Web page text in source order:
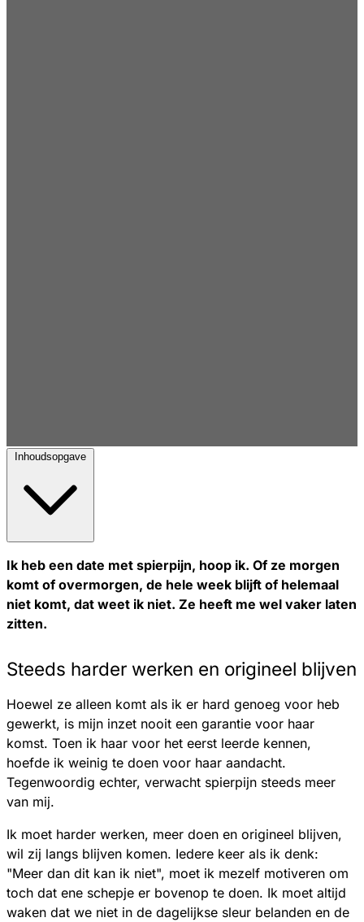
Inhoudsopgave
Ik heb een date met spierpijn, hoop ik. Of ze morgen
komt of overmorgen, de hele week blijft of helemaal
niet komt, dat weet ik niet. Ze heeft me wel vaker laten
zitten.
Steeds harder werken en origineel blijven
Hoewel ze alleen komt als ik er hard genoeg voor heb
gewerkt, is mijn inzet nooit een garantie voor haar
komst. Toen ik haar voor het eerst leerde kennen,
hoefde ik weinig te doen voor haar aandacht.
Tegenwoordig echter, verwacht spierpijn steeds meer
van mij.
Ik moet harder werken, meer doen en origineel blijven,
wil zij langs blijven komen. Iedere keer als ik denk:
"Meer dan dit kan ik niet", moet ik mezelf motiveren om
toch dat ene schepje er bovenop te doen. Ik moet altijd
waken dat we niet in de dagelijkse sleur belanden en de